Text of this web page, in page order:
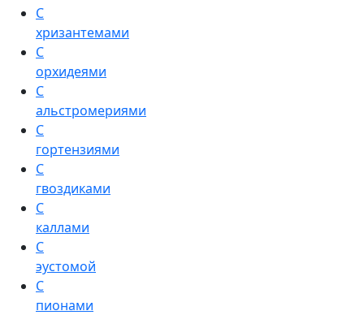
С
хризантемами
С
орхидеями
С
альстромериями
С
гортензиями
С
гвоздиками
С
каллами
С
эустомой
С
пионами